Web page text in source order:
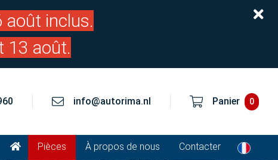
inclus.
13 août.
info@autorima.nl Panier 0
Pièces À propos de nous Contacter